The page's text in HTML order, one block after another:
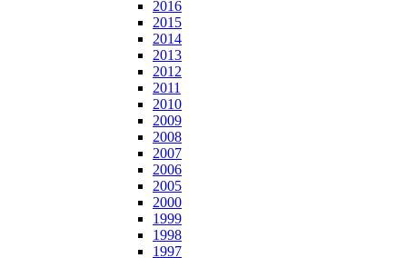
2016
2015
2014
2013
2012
2011
2010
2009
2008
2007
2006
2005
2000
1999
1998
1997